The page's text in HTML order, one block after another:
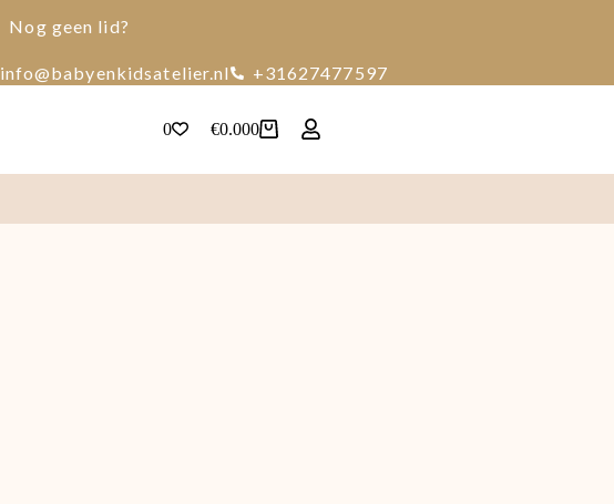
Nog geen lid?
info@babyenkidsatelier.nl +31627477597
0 Winkelwagen
€0.000